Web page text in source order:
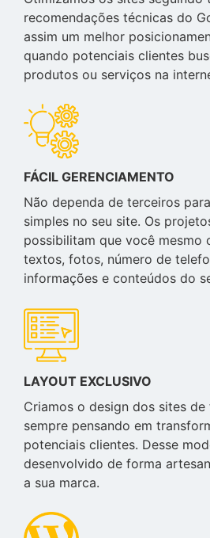
recomendações técnicas do
assim um melhor
quando potenciais clientes
produtos ou serviços na
FÁCIL GERENCIAMENTO
Não dependa de terceiros
simples no seu site. Os
possibilitam que você mesmo
textos, fotos, número de
informações e conteúdos do
LAYOUT EXCLUSIVO
Criamos o design dos sites
sempre pensando em
potenciais clientes. Desse
desenvolvido de forma
a sua marca.